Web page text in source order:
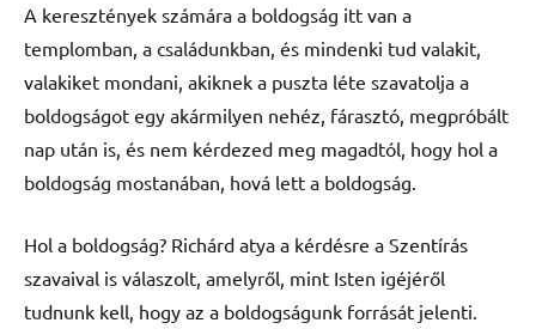
A keresztények számára a boldogság itt van a
templomban, a családunkban, és mindenki tud valakit,
valakiket mondani, akiknek a puszta léte szavatolja a
boldogságot egy akármilyen nehéz, fárasztó, megpróbált
nap után is, és nem kérdezed meg magadtól, hogy hol a
boldogság mostanában, hová lett a boldogság.
Hol a boldogság? Richárd atya a kérdésre a Szentírás
szavaival is válaszolt, amelyről, mint Isten igéjéről
tudnunk kell, hogy az a boldogságunk forrását jelenti.